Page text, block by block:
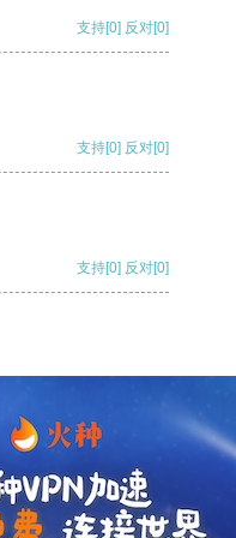
支持[0] 反对[0]
支持[0] 反对[0]
支持[0] 反对[0]
支持 [0] 反对 [0]